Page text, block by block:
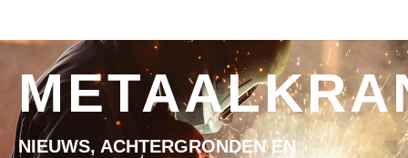
NIEUWS, ACHTERGRONDEN EN